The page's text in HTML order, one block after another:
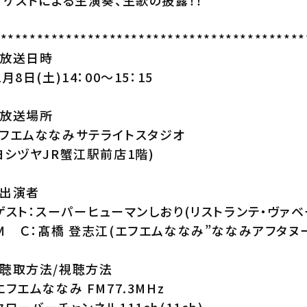
送日時
8日(土)14：00～15：15
送場所
エムななみサテライトスタジオ
シヅヤJR蟹江駅前店1階)
演者
スト：スーパーヒューマンしおり(リストランテ・ヴァ
Ｃ：髙橋 登志江(エフエムななみ”ななみアフタヌ
取方法/視聴方法
フエムななみ FM77.3MHz